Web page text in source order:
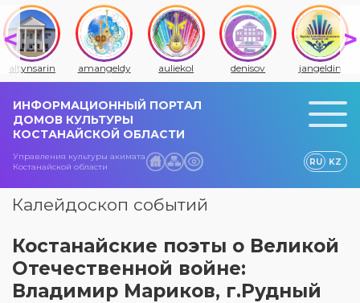
altynsarin amangeldy auliekol denisov jangeldin
ИНФОРМАЦИОННЫЙ ПОРТАЛ
ДОМОВ КУЛЬТУРЫ
КОСТАНАЙСКОЙ ОБЛАСТИ
Управления культуры акимата
Костанайской области
RU KZ
Калейдоскоп событий
Костанайские поэты о Великой
Отечественной войне:
Владимир Мариков, г.Рудный